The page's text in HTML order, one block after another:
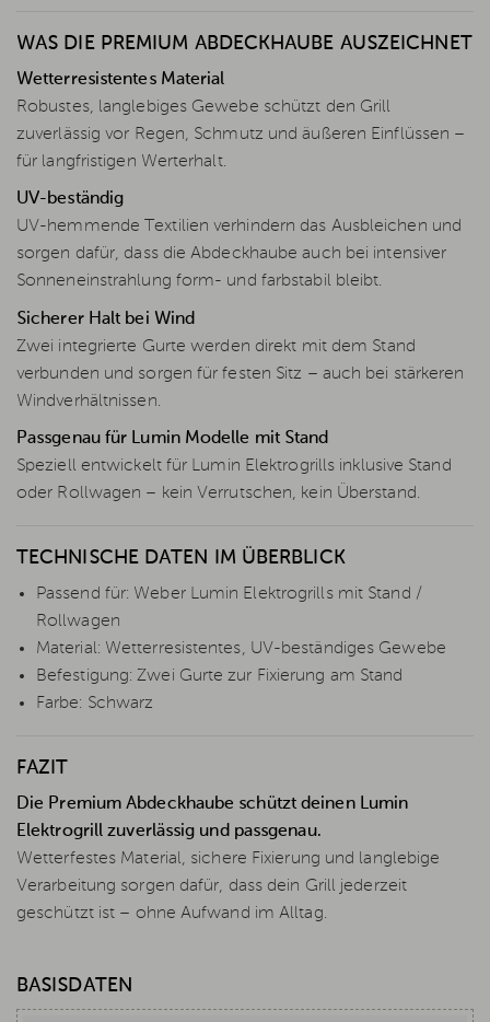
WAS DIE PREMIUM ABDECKHAUBE AUSZEICHNET
Wetterresistentes Material
Robustes, langlebiges Gewebe schützt den Grill
zuverlässig vor Regen, Schmutz und äußeren Einflüssen –
für langfristigen Werterhalt.
UV-beständig
UV-hemmende Textilien verhindern das Ausbleichen und
sorgen dafür, dass die Abdeckhaube auch bei intensiver
Sonneneinstrahlung form- und farbstabil bleibt.
Sicherer Halt bei Wind
Zwei integrierte Gurte werden direkt mit dem Stand
verbunden und sorgen für festen Sitz – auch bei stärkeren
Windverhältnissen.
Passgenau für Lumin Modelle mit Stand
Speziell entwickelt für Lumin Elektrogrills inklusive Stand
oder Rollwagen – kein Verrutschen, kein Überstand.
TECHNISCHE DATEN IM ÜBERBLICK
Passend für: Weber Lumin Elektrogrills mit Stand /
Rollwagen
Material: Wetterresistentes, UV-beständiges Gewebe
Befestigung: Zwei Gurte zur Fixierung am Stand
Farbe: Schwarz
FAZIT
Die Premium Abdeckhaube schützt deinen Lumin
Elektrogrill zuverlässig und passgenau.
Wetterfestes Material, sichere Fixierung und langlebige
Verarbeitung sorgen dafür, dass dein Grill jederzeit
geschützt ist – ohne Aufwand im Alltag.
BASISDATEN